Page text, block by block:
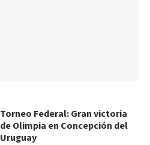
Torneo Federal: Gran victoria
de Olimpia en Concepción del
Uruguay